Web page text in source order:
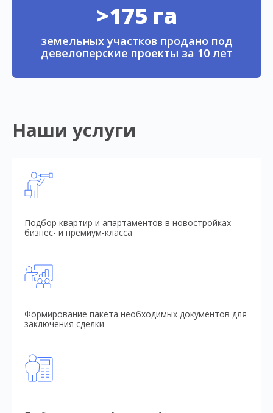
>175 га
земельных участков продано под
девелоперские проекты за 10 лет
Наши услуги
Подбор квартир и апартаментов в новостройках
бизнес- и премиум-класса
Формирование пакета необходимых документов для
заключения сделки